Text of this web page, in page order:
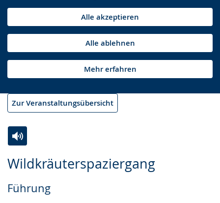
Alle akzeptieren
Alle ablehnen
Mehr erfahren
Zur Veranstaltungsübersicht
Wildkräuterspaziergang
Führung
Leichten
wechseln.
Audio-
Video
Deutscher